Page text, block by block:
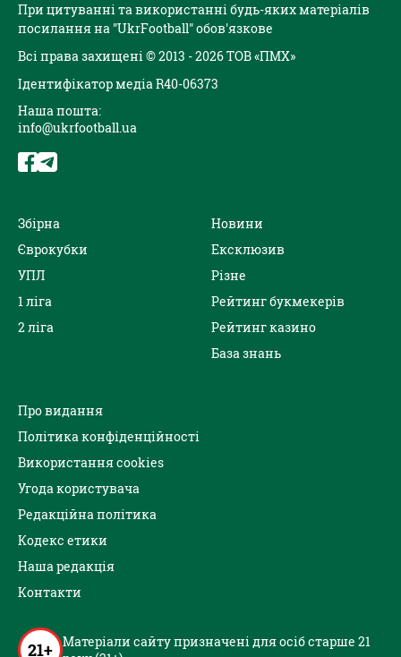
При цитуванні та використанні будь-яких матеріалів
посилання на "UkrFootball" обов'язкове
Всі права захищені © 2013 - 2026 ТОВ «ПМХ»
Ідентифікатор медіа R40-06373
Наша пошта:
info@ukrfootball.ua
Збірна
Єврокубки
УПЛ
1 ліга
2 ліга
Новини
Ексклюзив
Різне
Рейтинг букмекерів
Рейтинг казино
База знань
Про видання
Політика конфіденційності
Використання cookies
Угода користувача
Редакційна політика
Кодекс етики
Наша редакція
Контакти
21+ Матеріали сайту призначені для осіб старше 21